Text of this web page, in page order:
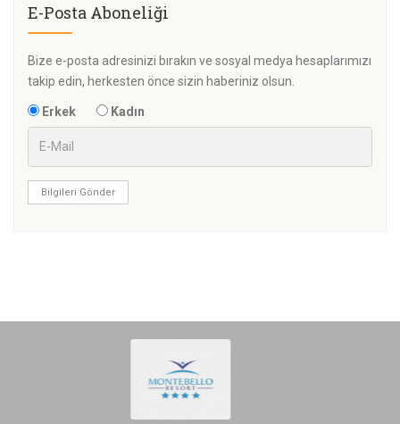
E-Posta Aboneliği
Bize e-posta adresinizi bırakın ve sosyal medya hesaplarımızı
takip edin, herkesten önce sizin haberiniz olsun.
Erkek Kadın
Bilgileri Gönder